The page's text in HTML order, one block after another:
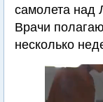
самолета над
Врачи
несколько